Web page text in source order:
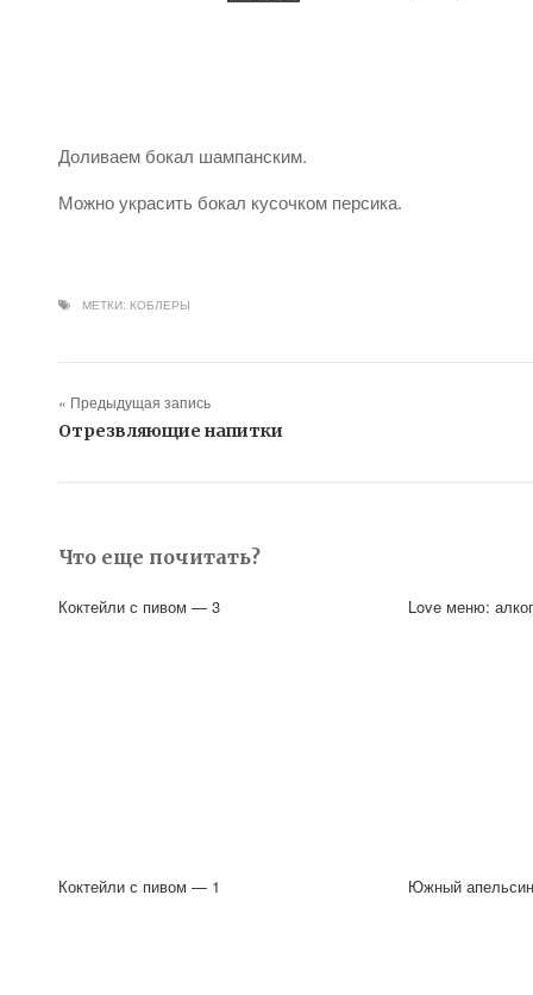
Доливаем бокал шампанским.
Можно украсить бокал кусочком персика.
МЕТКИ: КОБЛЕРЫ
« Предыдущая запись
Отрезвляющие напитки
Что еще почитать?
Коктейли с пивом — 3 Love меню:
Коктейли с пивом — 1 Южный